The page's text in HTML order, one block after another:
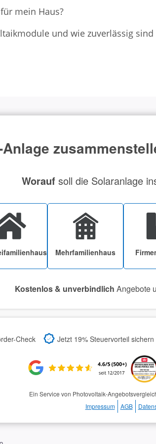
mein Haus?
und wie zuverlässig sind
Woraufsoll die Solaranlage
Mehrfamilienhaus
Kostenlos & unverbindlich Angebote
Check Jetzt 19% Steuervorteil sichern
Ein Service von Photovoltaik-
Impressum
AGB